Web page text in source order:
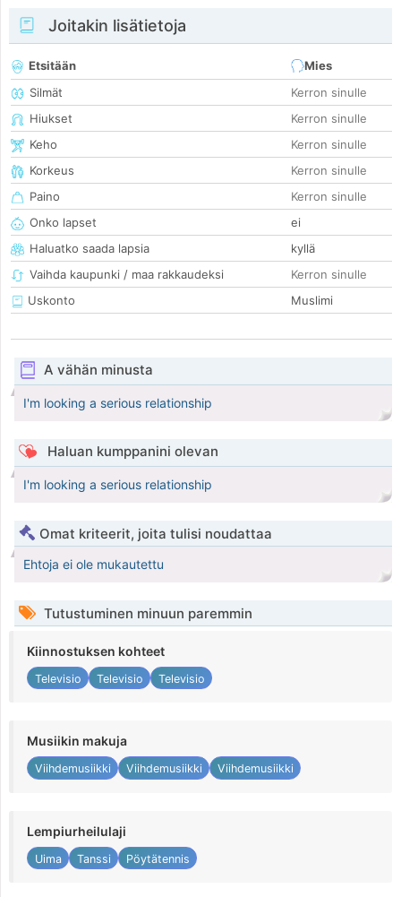
Joitakin lisätietoja
Etsitään
Mies
Silmät
Kerron sinulle
Hiukset
Kerron sinulle
Keho
Kerron sinulle
Korkeus
Kerron sinulle
Paino
Kerron sinulle
Onko lapset
ei
Haluatko saada lapsia
kyllä
Vaihda kaupunki / maa rakkaudeksi
Kerron sinulle
Uskonto
Muslimi
A vähän minusta
I'm looking a serious relationship
Haluan kumppanini olevan
I'm looking a serious relationship
Omat kriteerit, joita tulisi noudattaa
Ehtoja ei ole mukautettu
Tutustuminen minuun paremmin
Kiinnostuksen kohteet
Televisio Televisio Televisio
Musiikin makuja
Viihdemusiikki Viihdemusiikki Viihdemusiikki
Lempiurheilulaji
Uima Tanssi Pöytätennis